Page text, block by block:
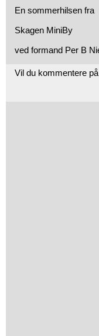
En sommerhilsen fra
Skagen MiniBy
ved formand Per B
Vil du kommentere